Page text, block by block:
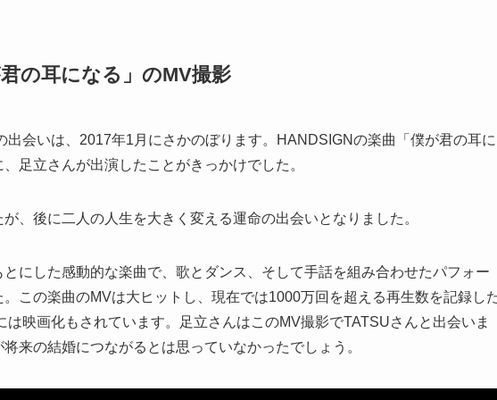
の耳になる」のMV撮影
出会いは、2017年1月にさかのぼります。HANDSIGNの楽曲「僕が君の耳に
足立さんが出演したことがきっかけでした。
、後に二人の人生を大きく変える運命の出会いとなりました。
とにした感動的な楽曲で、歌とダンス、そして手話を組み合わせたパフォー
この楽曲のMVは大ヒットし、現在では1000万回を超える再生数を記録し
映画化もされています。足立さんはこのMV撮影でTATSUさんと出会いま
来の結婚につながるとは思っていなかったでしょう。